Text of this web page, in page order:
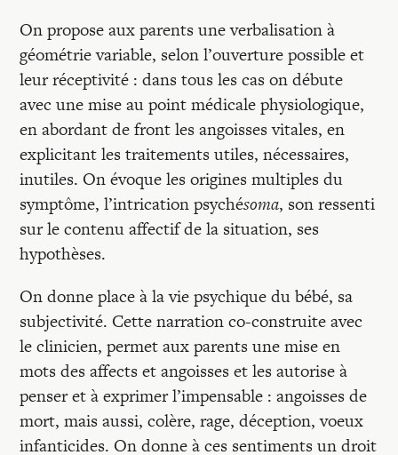
On propose aux parents une verbalisation à
géométrie variable, selon l’ouverture possible et
leur réceptivité : dans tous les cas on débute
avec une mise au point médicale physiologique,
en abordant de front les angoisses vitales, en
explicitant les traitements utiles, nécessaires,
inutiles. On évoque les origines multiples du
symptôme, l’intrication psychésoma, son ressenti
sur le contenu affectif de la situation, ses
hypothèses.
On donne place à la vie psychique du bébé, sa
subjectivité. Cette narration co-construite avec
le clinicien, permet aux parents une mise en
mots des affects et angoisses et les autorise à
penser et à exprimer l’impensable : angoisses de
mort, mais aussi, colère, rage, déception, voeux
infanticides. On donne à ces sentiments un droit